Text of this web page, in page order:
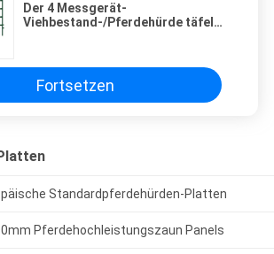
Der 4 Messgerät-
Viehbestand-/Pferdehürde täfelt
Fortsetzen
Standardpferdehürden-Platten
Pferdehochleistungszaun Panels